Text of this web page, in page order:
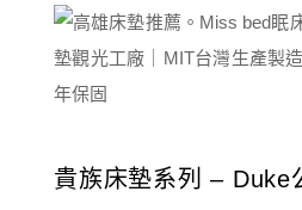
貴族床墊系列 – Duke